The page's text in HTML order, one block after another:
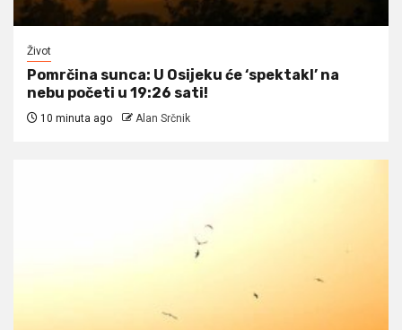
Život
Pomrčina sunca: U Osijeku će ‘spektakl’ na
nebu početi u 19:26 sati!
10 minuta ago Alan Srčnik